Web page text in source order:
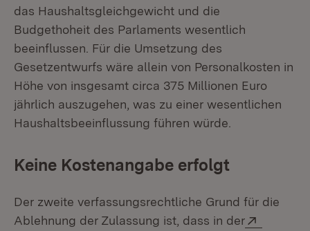
das Haushaltsgleichgewicht und die
Budgethoheit des Parlaments wesentlich
beeinflussen. Für die Umsetzung des
Gesetzentwurfs wäre allein von Personalkosten in
Höhe von insgesamt circa 375 Millionen Euro
jährlich auszugehen, was zu einer wesentlichen
Haushaltsbeeinflussung führen würde.
Keine Kostenangabe erfolgt
Der zweite verfassungsrechtliche Grund für die
Ablehnung der Zulassung ist, dass in der